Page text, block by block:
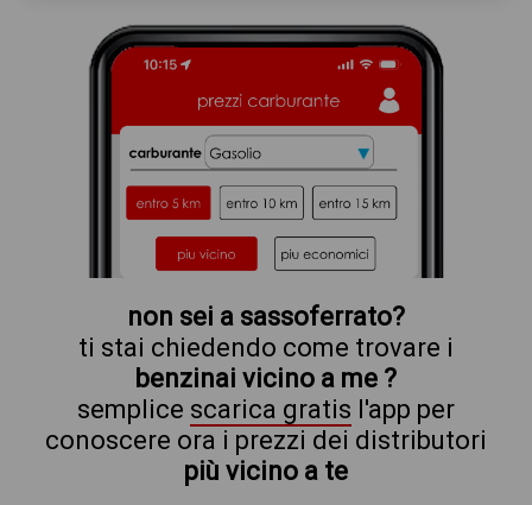
non sei a sassoferrato?
ti stai chiedendo come trovare i
benzinai vicino a me ?
semplice scarica gratis l'app per
conoscere ora i prezzi dei distributori
più vicino a te